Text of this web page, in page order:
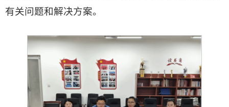
有关问题和解决方案。